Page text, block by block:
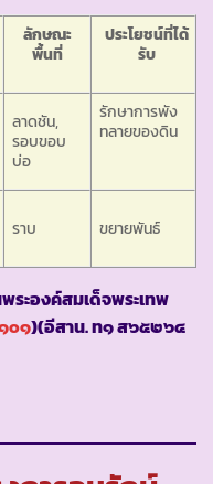
ลักษณะ
พื้นที่
ประโยชน์ที่ได้
รับ
ลาดชัน,
รอบขอบ
บ่อ
รักษาการพัง
ทลายของดิน
ราบ ขยายพันธ์
ระองค์สมเด็จพระเทพ
๐๑)(อีสาน. ท๑ ส๖๕๒๖๔